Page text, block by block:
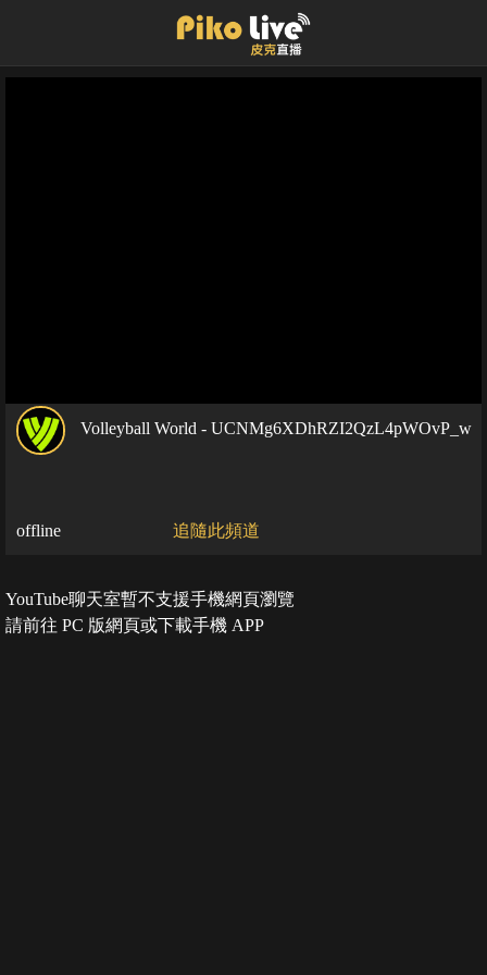
Volleyball World - UCNMg6XDhRZI2QzL4pWOvP_w
offline 追隨此頻道
YouTube聊天室暫不支援手機網頁瀏覽
請前往 PC 版網頁或下載手機 APP